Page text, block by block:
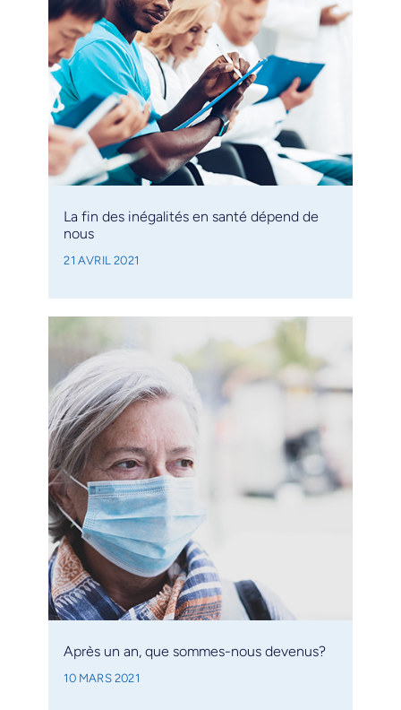
La fin des inégalités en santé dépend de
nous
21 AVRIL 2021
Après un an, que sommes-nous devenus?
10 MARS 2021